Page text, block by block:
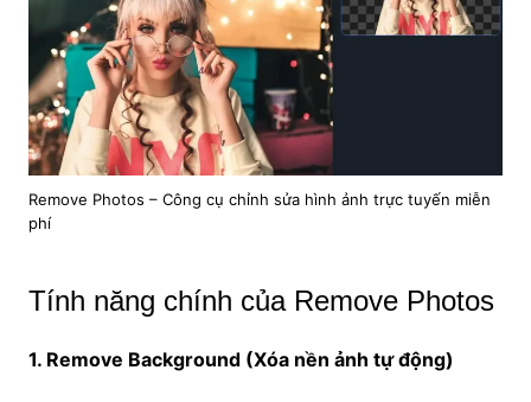
Remove Photos – Công cụ chỉnh sửa hình ảnh trực tuyến miễn
phí
Tính năng chính của Remove Photos
1. Remove Background (Xóa nền ảnh tự động)